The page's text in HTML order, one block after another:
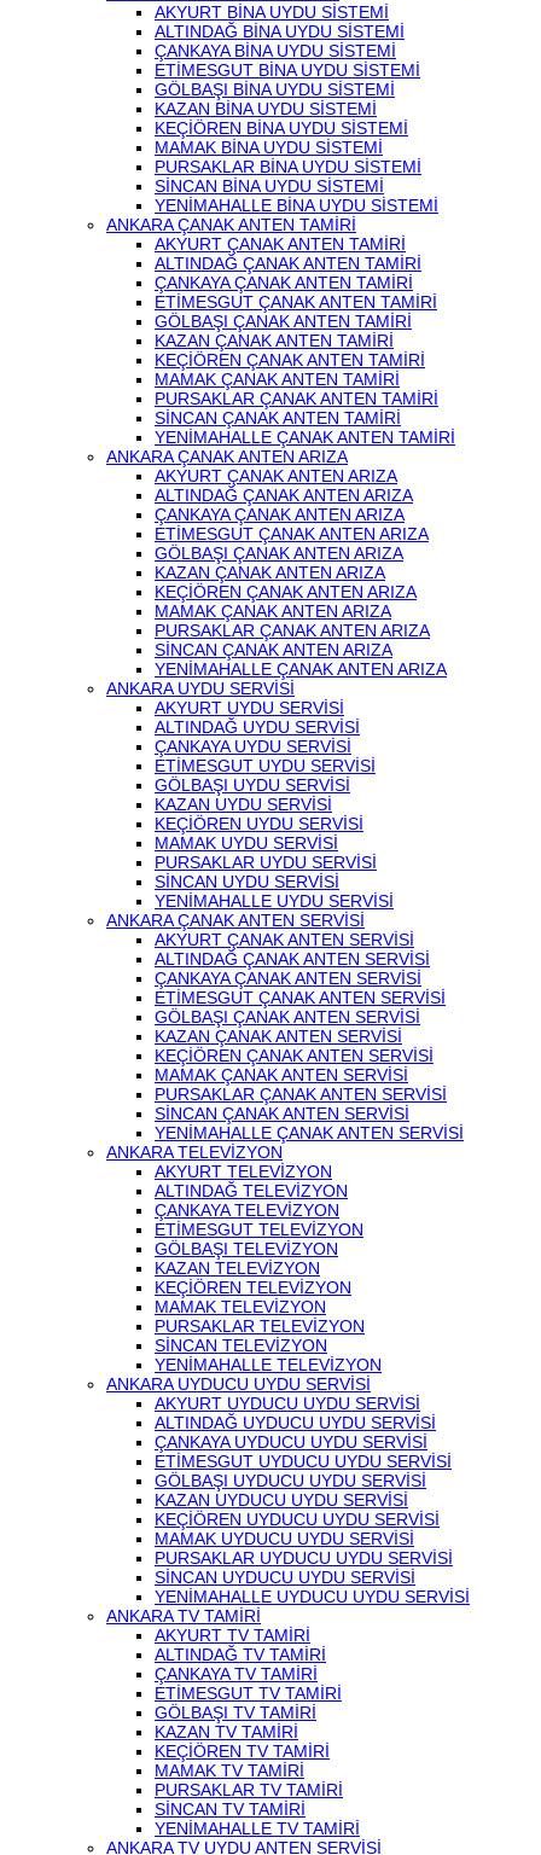
AKYURT BİNA UYDU SİSTEMİ
ALTINDAĞ BİNA UYDU SİSTEMİ
ÇANKAYA BİNA UYDU SİSTEMİ
ETİMESGUT BİNA UYDU SİSTEMİ
GÖLBAŞI BİNA UYDU SİSTEMİ
KAZAN BİNA UYDU SİSTEMİ
KEÇİÖREN BİNA UYDU SİSTEMİ
MAMAK BİNA UYDU SİSTEMİ
PURSAKLAR BİNA UYDU SİSTEMİ
SİNCAN BİNA UYDU SİSTEMİ
YENİMAHALLE BİNA UYDU SİSTEMİ
ANKARA ÇANAK ANTEN TAMİRİ
AKYURT ÇANAK ANTEN TAMİRİ
ALTINDAĞ ÇANAK ANTEN TAMİRİ
ÇANKAYA ÇANAK ANTEN TAMİRİ
ETİMESGUT ÇANAK ANTEN TAMİRİ
GÖLBAŞI ÇANAK ANTEN TAMİRİ
KAZAN ÇANAK ANTEN TAMİRİ
KEÇİÖREN ÇANAK ANTEN TAMİRİ
MAMAK ÇANAK ANTEN TAMİRİ
PURSAKLAR ÇANAK ANTEN TAMİRİ
SİNCAN ÇANAK ANTEN TAMİRİ
YENİMAHALLE ÇANAK ANTEN TAMİRİ
ANKARA ÇANAK ANTEN ARIZA
AKYURT ÇANAK ANTEN ARIZA
ALTINDAĞ ÇANAK ANTEN ARIZA
ÇANKAYA ÇANAK ANTEN ARIZA
ETİMESGUT ÇANAK ANTEN ARIZA
GÖLBAŞI ÇANAK ANTEN ARIZA
KAZAN ÇANAK ANTEN ARIZA
KEÇİÖREN ÇANAK ANTEN ARIZA
MAMAK ÇANAK ANTEN ARIZA
PURSAKLAR ÇANAK ANTEN ARIZA
SİNCAN ÇANAK ANTEN ARIZA
YENİMAHALLE ÇANAK ANTEN ARIZA
ANKARA UYDU SERVİSİ
AKYURT UYDU SERVİSİ
ALTINDAĞ UYDU SERVİSİ
ÇANKAYA UYDU SERVİSİ
ETİMESGUT UYDU SERVİSİ
GÖLBAŞI UYDU SERVİSİ
KAZAN UYDU SERVİSİ
KEÇİÖREN UYDU SERVİSİ
MAMAK UYDU SERVİSİ
PURSAKLAR UYDU SERVİSİ
SİNCAN UYDU SERVİSİ
YENİMAHALLE UYDU SERVİSİ
ANKARA ÇANAK ANTEN SERVİSİ
AKYURT ÇANAK ANTEN SERVİSİ
ALTINDAĞ ÇANAK ANTEN SERVİSİ
ÇANKAYA ÇANAK ANTEN SERVİSİ
ETİMESGUT ÇANAK ANTEN SERVİSİ
GÖLBAŞI ÇANAK ANTEN SERVİSİ
KAZAN ÇANAK ANTEN SERVİSİ
KEÇİÖREN ÇANAK ANTEN SERVİSİ
MAMAK ÇANAK ANTEN SERVİSİ
PURSAKLAR ÇANAK ANTEN SERVİSİ
SİNCAN ÇANAK ANTEN SERVİSİ
YENİMAHALLE ÇANAK ANTEN SERVİSİ
ANKARA TELEVİZYON
AKYURT TELEVİZYON
ALTINDAĞ TELEVİZYON
ÇANKAYA TELEVİZYON
ETİMESGUT TELEVİZYON
GÖLBAŞI TELEVİZYON
KAZAN TELEVİZYON
KEÇİÖREN TELEVİZYON
MAMAK TELEVİZYON
PURSAKLAR TELEVİZYON
SİNCAN TELEVİZYON
YENİMAHALLE TELEVİZYON
ANKARA UYDUCU UYDU SERVİSİ
AKYURT UYDUCU UYDU SERVİSİ
ALTINDAĞ UYDUCU UYDU SERVİSİ
ÇANKAYA UYDUCU UYDU SERVİSİ
ETİMESGUT UYDUCU UYDU SERVİSİ
GÖLBAŞI UYDUCU UYDU SERVİSİ
KAZAN UYDUCU UYDU SERVİSİ
KEÇİÖREN UYDUCU UYDU SERVİSİ
MAMAK UYDUCU UYDU SERVİSİ
PURSAKLAR UYDUCU UYDU SERVİSİ
SİNCAN UYDUCU UYDU SERVİSİ
YENİMAHALLE UYDUCU UYDU SERVİSİ
ANKARA TV TAMİRİ
AKYURT TV TAMİRİ
ALTINDAĞ TV TAMİRİ
ÇANKAYA TV TAMİRİ
ETİMESGUT TV TAMİRİ
GÖLBAŞI TV TAMİRİ
KAZAN TV TAMİRİ
KEÇİÖREN TV TAMİRİ
MAMAK TV TAMİRİ
PURSAKLAR TV TAMİRİ
SİNCAN TV TAMİRİ
YENİMAHALLE TV TAMİRİ
ANKARA TV UYDU ANTEN SERVİSİ